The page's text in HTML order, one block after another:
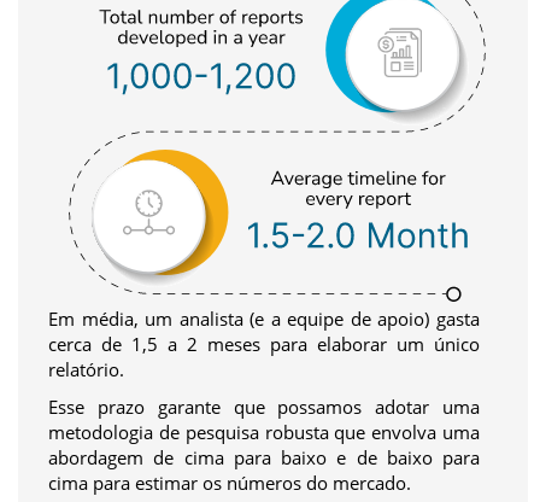
Em média, um analista (e a equipe de apoio) gasta
cerca de 1,5 a 2 meses para elaborar um único
relatório.
Esse prazo garante que possamos adotar uma
metodologia de pesquisa robusta que envolva uma
abordagem de cima para baixo e de baixo para
cima para estimar os números do mercado.